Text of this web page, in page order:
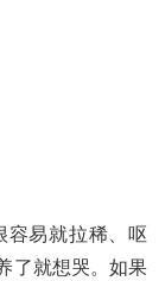
易就拉稀、呕
了就想哭。如果